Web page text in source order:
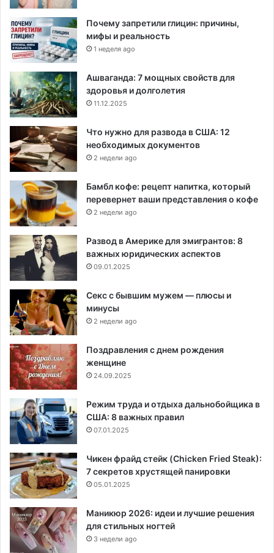
Почему запретили глицин: причины,
мифы и реальность
1 неделя ago
Ашваганда: 7 мощных свойств для
здоровья и долголетия
11.12.2025
Что нужно для развода в США: 12
необходимых документов
2 недели ago
Бамбл кофе: рецепт напитка, который
перевернет ваши представления о кофе
2 недели ago
Развод в Америке для эмигрантов: 8
важных юридических аспектов
09.01.2025
Секс с бывшим мужем — плюсы и
минусы
2 недели ago
Поздравления с днем рождения
женщине
24.09.2025
Режим труда и отдыха дальнобойщика в
США: 8 важных правил
07.01.2025
Чикен фрайд стейк (Chicken Fried Steak):
7 секретов хрустящей панировки
05.01.2025
Маникюр 2026: идеи и лучшие решения
для стильных ногтей
3 недели ago